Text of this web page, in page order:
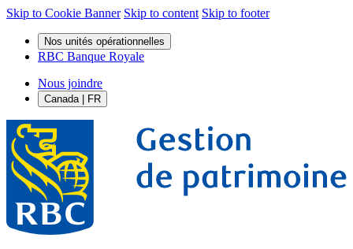
Skip to Cookie Banner Skip to content Skip to footer
Nos unités opérationnelles
RBC Banque Royale
Nous joindre
Canada | FR